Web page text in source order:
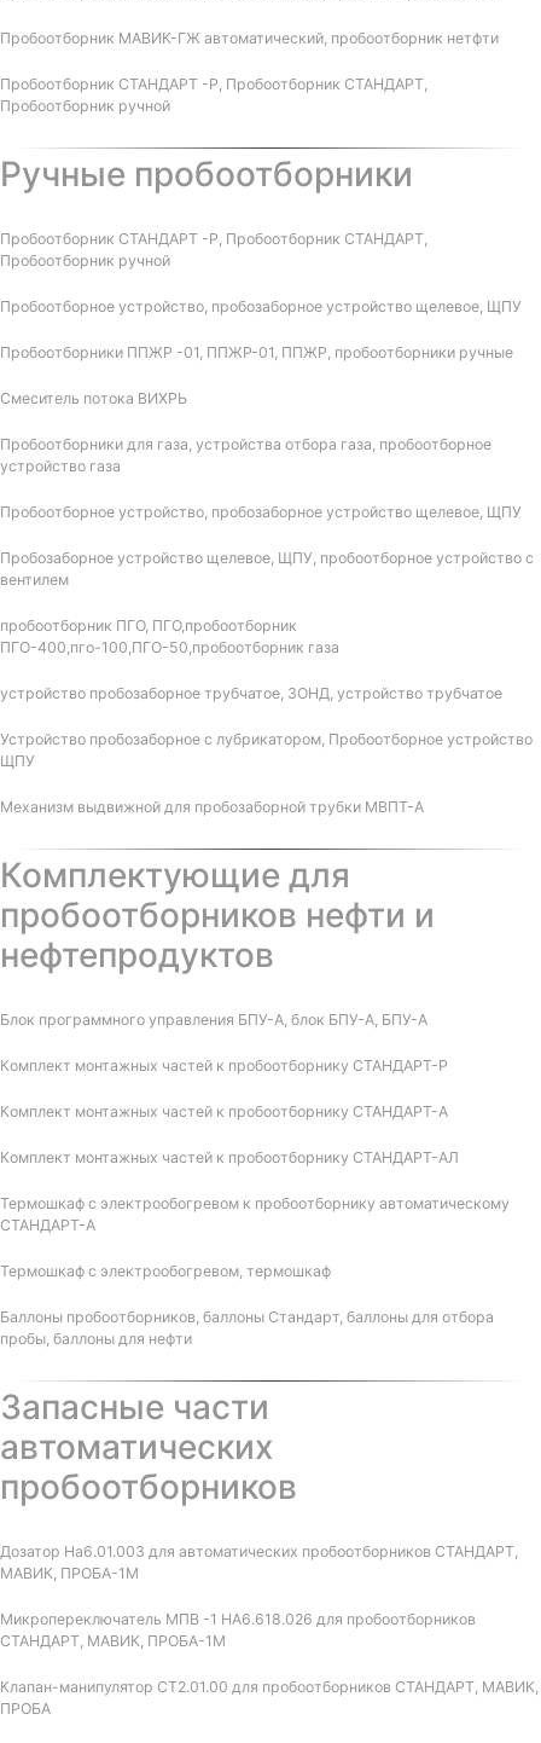
Пробоотборник МАВИК-ГЖ автоматический, пробоотборник нетфти
Пробоотборник СТАНДАРТ -Р, Пробоотборник СТАНДАРТ,
Пробоотборник ручной
Ручные пробоотборники
Пробоотборник СТАНДАРТ -Р, Пробоотборник СТАНДАРТ,
Пробоотборник ручной
Пробоотборное устройство, пробозаборное устройство щелевое, ЩПУ
Пробоотборники ППЖР -01, ППЖР-01, ППЖР, пробоотборники ручные
Смеситель потока ВИХРЬ
Пробоотборники для газа, устройства отбора газа, пробоотборное
устройство газа
Пробоотборное устройство, пробозаборное устройство щелевое, ЩПУ
Пробозаборное устройство щелевое, ЩПУ, пробоотборное устройство с
вентилем
пробоотборник ПГО, ПГО,пробоотборник
ПГО-400,пго-100,ПГО-50,пробоотборник газа
устройство пробозаборное трубчатое, ЗОНД, устройство трубчатое
Устройство пробозаборное с лубрикатором, Пробоотборное устройство
ЩПУ
Механизм выдвижной для пробозаборной трубки МВПТ-А
Комплектующие для
пробоотборников нефти и
нефтепродуктов
Блок программного управления БПУ-А, блок БПУ-А, БПУ-А
Комплект монтажных частей к пробоотборнику СТАНДАРТ-Р
Комплект монтажных частей к пробоотборнику СТАНДАРТ-А
Комплект монтажных частей к пробоотборнику СТАНДАРТ-АЛ
Термошкаф с электрообогревом к пробоотборнику автоматическому
СТАНДАРТ-А
Термошкаф с электрообогревом, термошкаф
Баллоны пробоотборников, баллоны Стандарт, баллоны для отбора
пробы, баллоны для нефти
Запасные части
автоматических
пробоотборников
Дозатор На6.01.003 для автоматических пробоотборников СТАНДАРТ,
МАВИК, ПРОБА-1М
Микропереключатель МПВ -1 НА6.618.026 для пробоотборников
СТАНДАРТ, МАВИК, ПРОБА-1М
Клапан-манипулятор СТ2.01.00 для пробоотборников СТАНДАРТ, МАВИК,
ПРОБА